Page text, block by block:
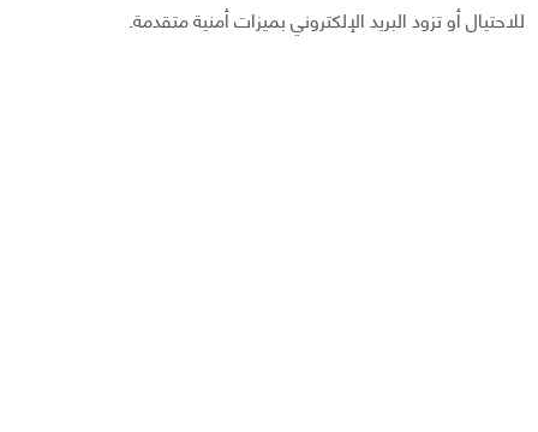
للاحتيال أو تزود البريد الإلكتروني بميزات أمنية متقدمة.